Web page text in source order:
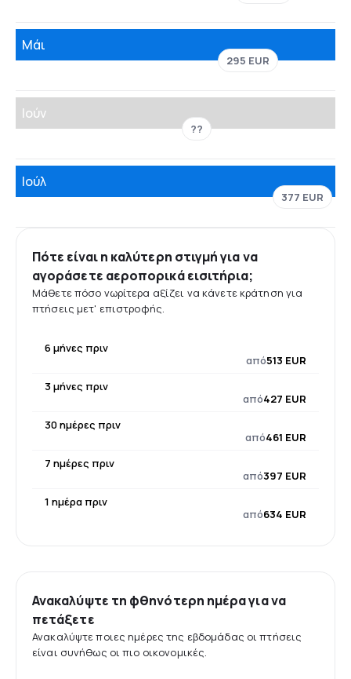
Μάι
295 EUR
Ιούν
??
Ιούλ
377 EUR
Πότε είναι η καλύτερη στιγμή για να
αγοράσετε αεροπορικά εισιτήρια;
Μάθετε πόσο νωρίτερα αξίζει να κάνετε κράτηση για
πτήσεις μετ' επιστροφής.
6 μήνες πριν
από513 EUR
3 μήνες πριν
από427 EUR
30 ημέρες πριν
από461 EUR
7 ημέρες πριν
από397 EUR
1 ημέρα πριν
από634 EUR
Ανακαλύψτε τη φθηνότερη ημέρα για να
πετάξετε
Ανακαλύψτε ποιες ημέρες της εβδομάδας οι πτήσεις
είναι συνήθως οι πιο οικονομικές.